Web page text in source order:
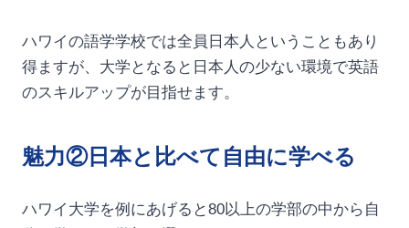
ハワイの語学学校では全員日本人ということもあり
得ますが、大学となると日本人の少ない環境で英語
のスキルアップが目指せます。
魅力②日本と比べて自由に学べる
ハワイ大学を例にあげると80以上の学部の中から自